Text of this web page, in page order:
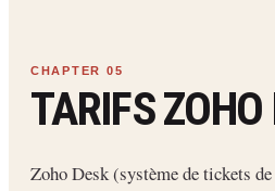
TARIFS ZOHO
Zoho Desk (système de tickets